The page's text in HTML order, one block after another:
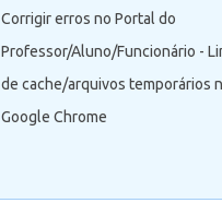
Corrigir erros no Portal do
Professor/Aluno/Funcionário -
de cache/arquivos temporários
Google Chrome